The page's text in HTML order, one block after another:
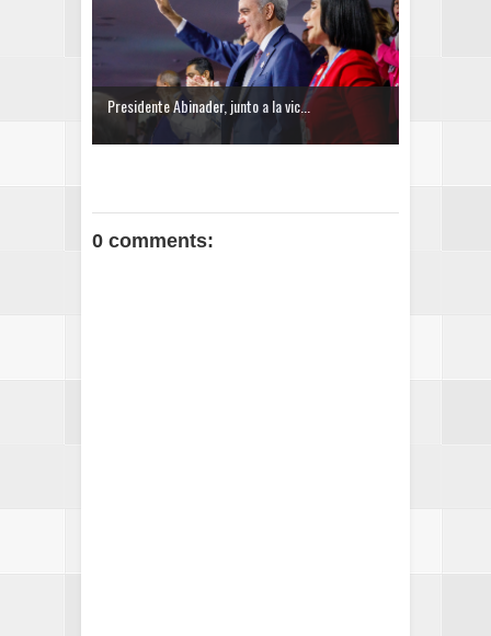
Presidente Abinader, junto a la vic...
0 comments: